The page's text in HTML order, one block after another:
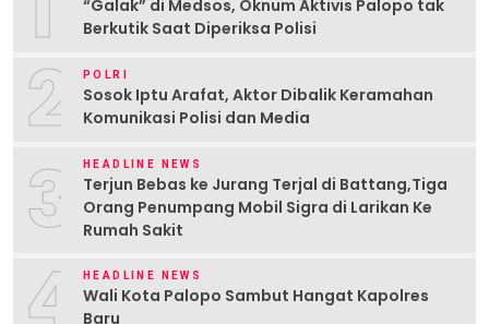
“Galak” di Medsos, Oknum Aktivis Palopo tak
Berkutik Saat Diperiksa Polisi
2 POLRI
Sosok Iptu Arafat, Aktor Dibalik Keramahan
Komunikasi Polisi dan Media
3 HEADLINE NEWS
Terjun Bebas ke Jurang Terjal di Battang,Tiga
Orang Penumpang Mobil Sigra di Larikan Ke
Rumah Sakit
4 HEADLINE NEWS
Wali Kota Palopo Sambut Hangat Kapolres
Baru